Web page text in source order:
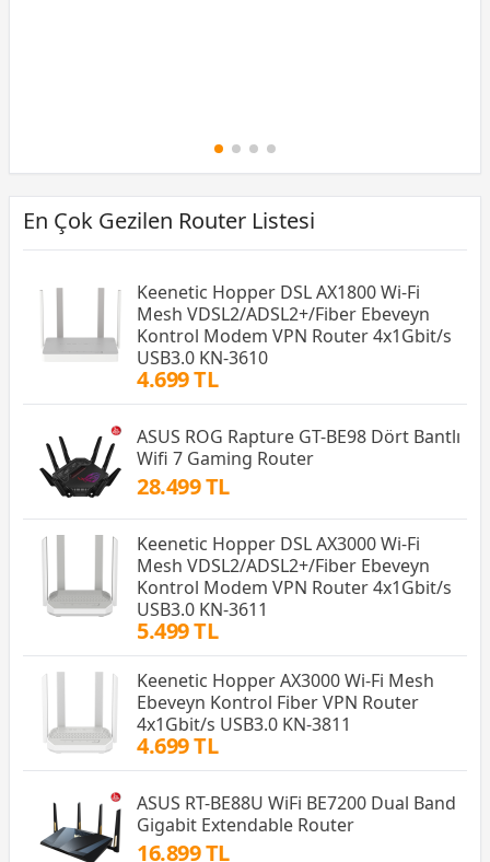
En Çok Gezilen Router Listesi
Keenetic Hopper DSL AX1800 Wi-Fi
Mesh VDSL2/ADSL2+/Fiber Ebeveyn
Kontrol Modem VPN Router 4x1Gbit/s
USB3.0 KN-3610
4.699 TL
ASUS ROG Rapture GT-BE98 Dört Bantlı
Wifi 7 Gaming Router
28.499 TL
Keenetic Hopper DSL AX3000 Wi-Fi
Mesh VDSL2/ADSL2+/Fiber Ebeveyn
Kontrol Modem VPN Router 4x1Gbit/s
USB3.0 KN-3611
5.499 TL
Keenetic Hopper AX3000 Wi-Fi Mesh
Ebeveyn Kontrol Fiber VPN Router
4x1Gbit/s USB3.0 KN-3811
4.699 TL
ASUS RT-BE88U WiFi BE7200 Dual Band
Gigabit Extendable Router
16.899 TL